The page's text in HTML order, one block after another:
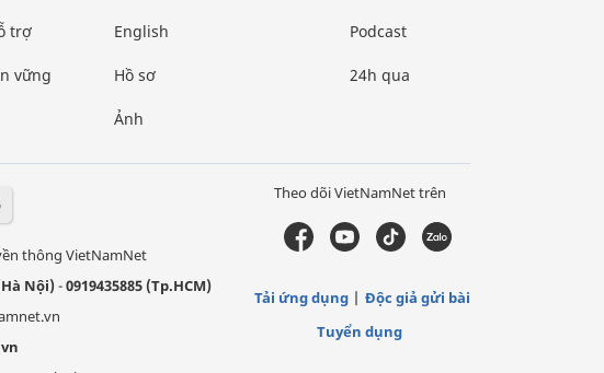
trợ
vững
English
Hồ sơ
Ảnh
Podcast
24h qua
thông VietNamNet
Nội)-0919435885 (Tp.HCM)
Theo dõi VietNamNet trên
Tải ứng dụng
Độc giả gửi bài
Tuyển dụng